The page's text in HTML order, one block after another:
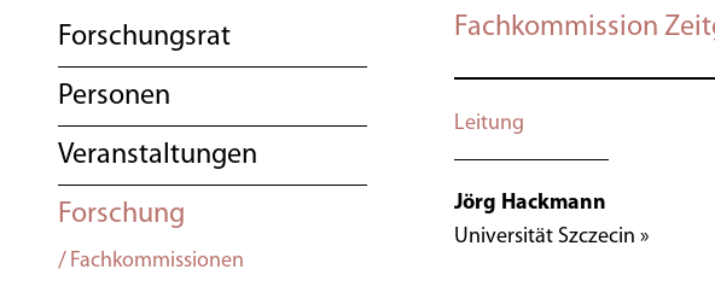
Forschungsrat
Personen
Veranstaltungen
Forschung
Fachkommissionen
Fachkommission
Leitung
Jörg Hackmann
Universität Szczecin »